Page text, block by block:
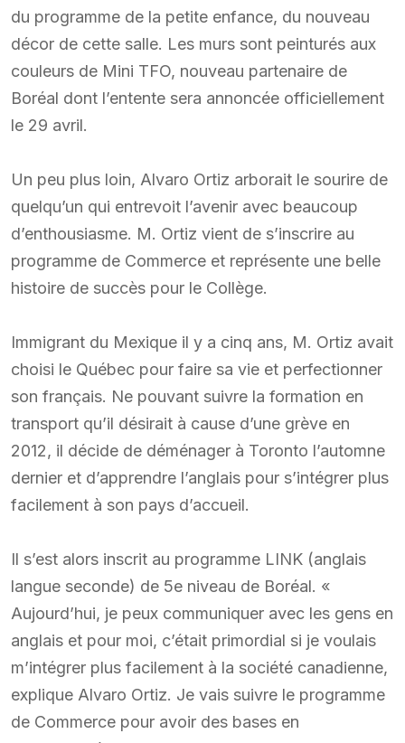
du programme de la petite enfance, du nouveau
décor de cette salle. Les murs sont peinturés aux
couleurs de Mini TFO, nouveau partenaire de
Boréal dont l’entente sera annoncée officiellement
le 29 avril.
Un peu plus loin, Alvaro Ortiz arborait le sourire de
quelqu’un qui entrevoit l’avenir avec beaucoup
d’enthousiasme. M. Ortiz vient de s’inscrire au
programme de Commerce et représente une belle
histoire de succès pour le Collège.
Immigrant du Mexique il y a cinq ans, M. Ortiz avait
choisi le Québec pour faire sa vie et perfectionner
son français. Ne pouvant suivre la formation en
transport qu’il désirait à cause d’une grève en
2012, il décide de déménager à Toronto l’automne
dernier et d’apprendre l’anglais pour s’intégrer plus
facilement à son pays d’accueil.
Il s’est alors inscrit au programme LINK (anglais
langue seconde) de 5e niveau de Boréal. «
Aujourd’hui, je peux communiquer avec les gens en
anglais et pour moi, c’était primordial si je voulais
m’intégrer plus facilement à la société canadienne,
explique Alvaro Ortiz. Je vais suivre le programme
de Commerce pour avoir des bases en